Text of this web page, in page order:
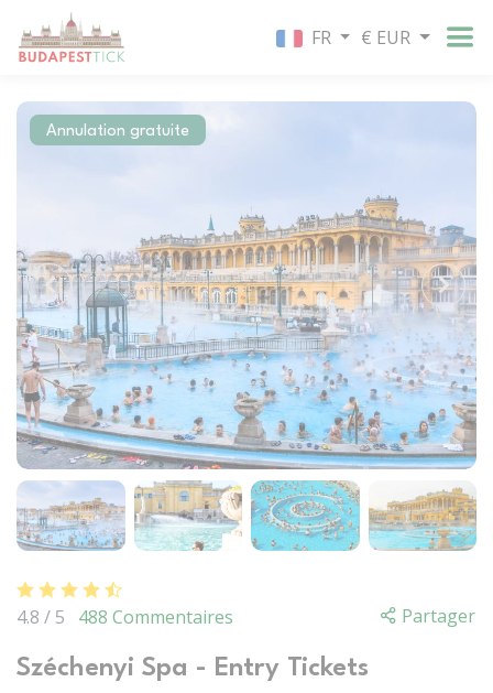
FR € EUR
Annulation gratuite
4.8 / 5 488 Commentaires Partager
Széchenyi Spa - Entry Tickets